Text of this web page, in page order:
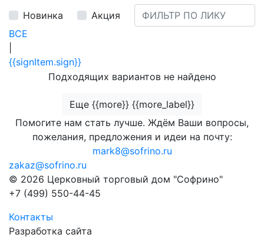
Новинка
Акция
ВСЕ
{{signItem.sign}}
Подходящих вариантов не найдено
Еще {{more}} {{more_label}}
Помогите нам стать лучше. Ждём Ваши вопросы,
пожелания, предложения и идеи на почту:
mark8@sofrino.ru
zakaz@sofrino.ru
© 2026 Церковный торговый дом "Софрино"
+7 (499) 550-44-45
Контакты
Разработка сайта